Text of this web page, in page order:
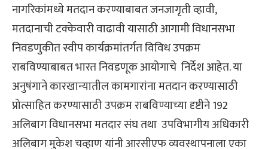
नागरिकांमध्ये मतदान करण्याबाबत जनजागृती व्हावी,
मतदानाची टक्केवारी वाढावी यासाठी आगामी विधानसभा
निवडणुकीत स्वीप कार्यक्रमांतर्गत विविध उपक्रम
राबविण्याबाबत भारत निवडणूक आयोगाचे निर्देश आहेत. या
अनुषंगाने कारखान्यातील कामगारांना मतदान करण्यासाठी
प्रोत्साहित करण्यासाठी उपक्रम राबविण्याच्या दृष्टीने 192
अलिबाग विधानसभा मतदार संघ तथा उपविभागीय अधिकारी
अलिबाग मुकेश चव्हाण यांनी आरसीएफ व्यवस्थापनाला एका